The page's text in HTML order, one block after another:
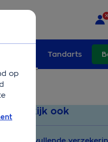
Tandarts
Bekijk ook
op